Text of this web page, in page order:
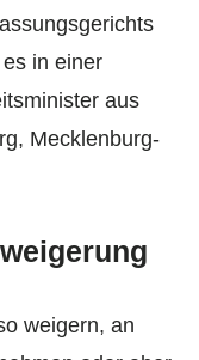
in einer
aus
Mecklenburg-
weigern, an